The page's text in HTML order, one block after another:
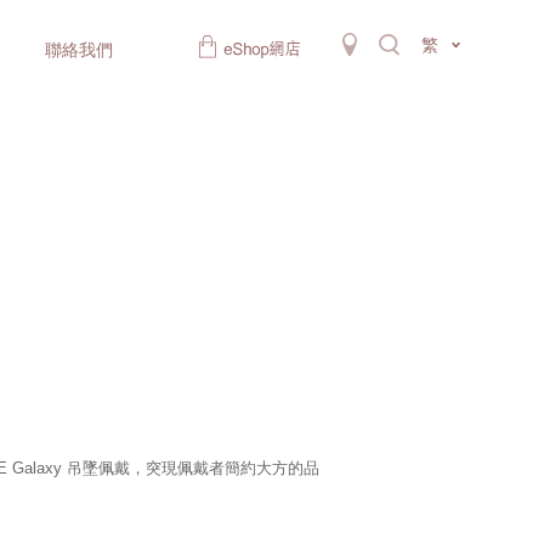
聯絡我們 繁
Galaxy 吊墜佩戴，突現佩戴者簡約大方的品